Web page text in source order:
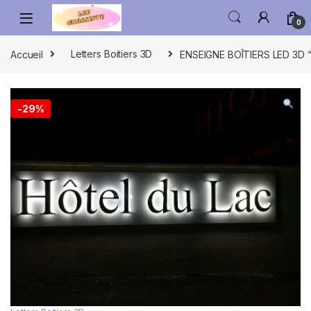
0
Accueil Letters Boitiers 3D ENSEIGNE BOÎTIERS LED
-29%